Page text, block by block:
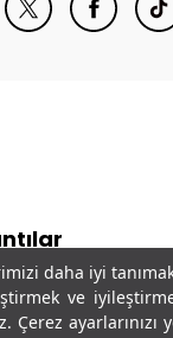
daha iyi
ve
Çerez ayarlarınızı